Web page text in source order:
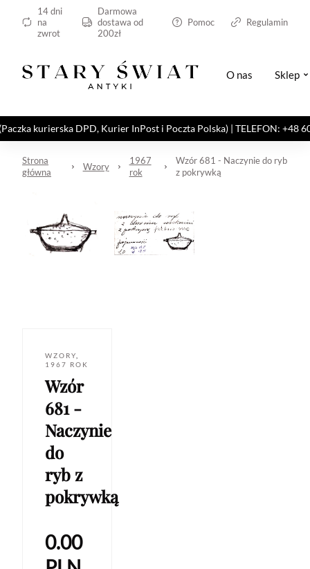
14 dni
na
zwrot
Darmowa
dostawa od
200zł
Pomoc Regulamin
O nas Sklep
kurierska DPD, Kurier InPost i Poczta Polska) | TELEFON: +48
Strona
główna
Wzory
1967
rok
Wzór 681 - Naczynie do ryb
z pokrywką
WZORY
1967 ROK
Wzór
681 -
Naczynie
do
ryb z
pokrywką
0.00